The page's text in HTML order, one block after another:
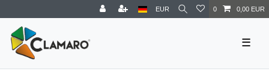
EUR 0 0,00 EUR
☰